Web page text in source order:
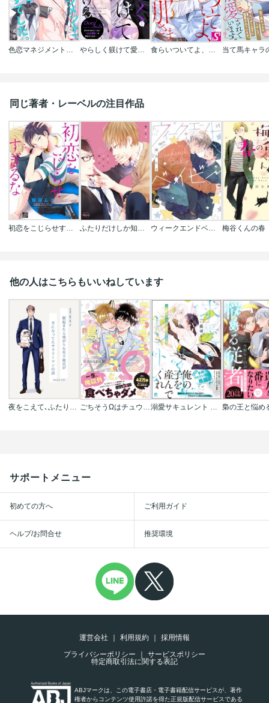
色恋マネジメントで手懐けるはずでした。 やらしく躾けて愛してあげる-Dom/Subユニバース- 食らいついてよ、旦那さま
同じ著者・レーベルの注目作品
初恋をこじらせすぎるな ふたりだけしか知らない【電子限定特典付き】 ウィークエンドベイビー 【電子限定特典付き】 梅谷くんの春
他の人はこちらもいいねしています
梟の王と悩め
サポートメニュー
初めての方へ ご利用ガイド
ヘルプ/お問合せ 推奨環境
運営会社 利用規約
採用情報
プライバシーポリシー
サービスポリシー
特定商取引法に関する表記
ABJマークは、この電子書店・電子書籍配信サービスが、著作
権者からコンテンツ使用許諾を得た正規版配信サービスである